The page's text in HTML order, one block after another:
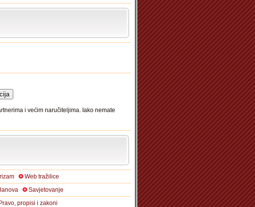
i većim naručiteljima. Iako nemate
Web tražilice
Savjetovanje
Pravo, propisi i zakoni